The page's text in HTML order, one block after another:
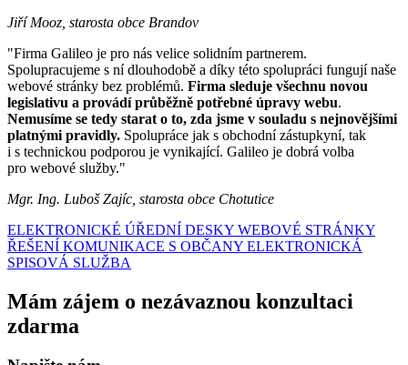
Jiří Mooz, starosta obce Brandov
"Firma Galileo je pro nás velice solidním partnerem.
Spolupracujeme s ní dlouhodobě a díky této spolupráci fungují naše
webové stránky bez problémů. Firma sleduje všechnu novou
legislativu a provádí průběžně potřebné úpravy webu.
Nemusíme se tedy starat o to, zda jsme v souladu s nejnovějšími
platnými pravidly. Spolupráce jak s obchodní zástupkyní, tak
i s technickou podporou je vynikající. Galileo je dobrá volba
pro webové služby."
Mgr. Ing. Luboš Zajíc, starosta obce Chotutice
ELEKTRONICKÉ ÚŘEDNÍ DESKY WEBOVÉ STRÁNKY
ŘEŠENÍ KOMUNIKACE S OBČANY ELEKTRONICKÁ
SPISOVÁ SLUŽBA
Mám zájem o nezávaznou konzultaci
zdarma